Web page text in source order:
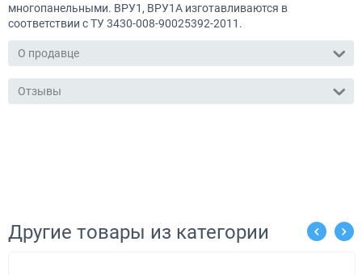
многопанельными. ВРУ1, ВРУ1А изготавливаются в
соответствии с ТУ 3430-008-90025392-2011.
О продавце
Отзывы
Другие товары из категории